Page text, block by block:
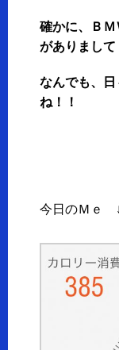
確かに、Ｂ
がありまして
なんでも、
ね！！
今日のＭ